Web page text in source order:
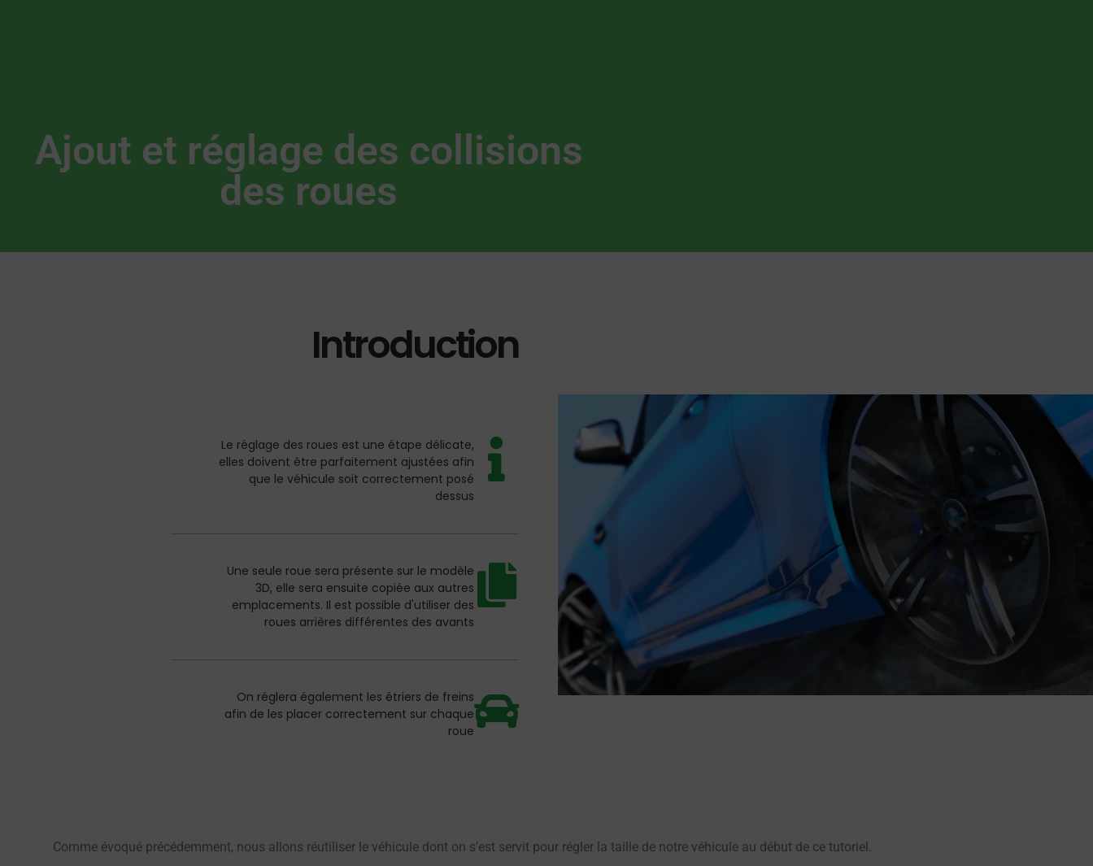
Ajout et réglage des collisions
des roues
Introduction
Le réglage des roues est une étape délicate,
elles doivent être parfaitement ajustées afin
que le véhicule soit correctement posé
dessus
Une seule roue sera présente sur le modèle
3D, elle sera ensuite copiée aux autres
emplacements. Il est possible d'utiliser des
roues arrières différentes des avants
On réglera également les étriers de freins
afin de les placer correctement sur chaque
roue
Comme évoqué précédemment, nous allons réutiliser le véhicule dont on s’est servit pour régler la taille de notre véhicule au début de ce tutoriel.